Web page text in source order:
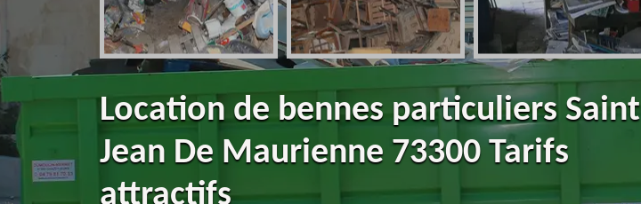
Location de bennes particuliers Saint
Jean De Maurienne 73300 Tarifs
attractifs